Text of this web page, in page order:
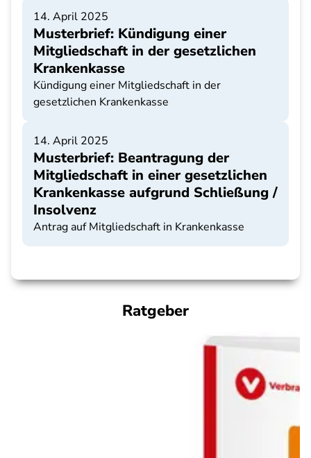
14. April 2025
Musterbrief: Kündigung einer
Mitgliedschaft in der gesetzlichen
Krankenkasse
Kündigung einer Mitgliedschaft in der
gesetzlichen Krankenkasse
14. April 2025
Musterbrief: Beantragung der
Mitgliedschaft in einer gesetzlichen
Krankenkasse aufgrund Schließung /
Insolvenz
Antrag auf Mitgliedschaft in Krankenkasse
Ratgeber